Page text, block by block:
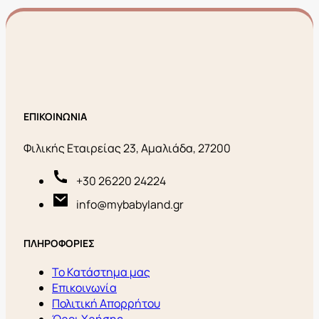
ΕΠΙΚΟΙΝΩΝΙΑ
Φιλικής Εταιρείας 23, Αμαλιάδα, 27200
+30 26220 24224
info@mybabyland.gr
ΠΛΗΡΟΦΟΡΙΕΣ
Το Κατάστημα μας
Επικοινωνία
Πολιτική Απορρήτου